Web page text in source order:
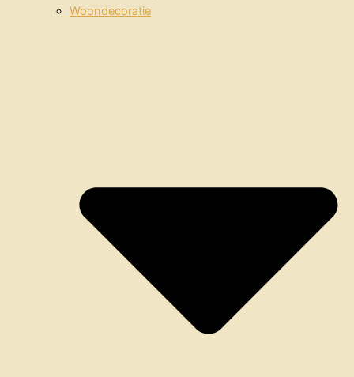
Woondecoratie